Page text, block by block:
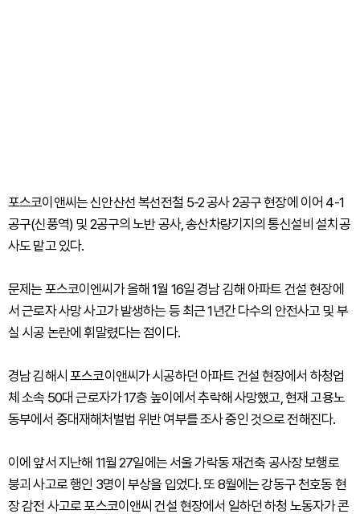
포스코이앤씨는 신안산선 복선전철 5-2 공사 2공구 현장에 이어 4-1
공구(신풍역) 및 2공구의 노반 공사, 송산차량기지의 통신설비 설치공
사도 맡고 있다.
문제는 포스코이엔씨가 올해 1월 16일 경남 김해 아파트 건설 현장에
서 근로자 사망 사고가 발생하는 등 최근 1년간 다수의 안전사고 및 부
실 시공 논란에 휘말렸다는 점이다.
경남 김해시 포스코이앤씨가 시공하던 아파트 건설 현장에서 하청업
체 소속 50대 근로자가 17층 높이에서 추락해 사망했고, 현재 고용노
동부에서 중대재해처벌법 위반 여부를 조사 중인 것으로 전해진다.
이에 앞서 지난해 11월 27일에는 서울 가락동 재건축 공사장 보행로
붕괴 사고로 행인 3명이 부상을 입었다. 또 8월에는 강동구 천호동 현
장 감전 사고로 포스코이앤씨 건설 현장에서 일하던 하청 노동자가 콘